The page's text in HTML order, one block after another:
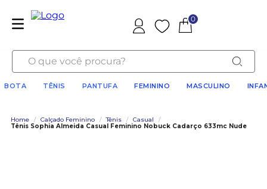
Favoritos
0
O que você procura?
BOTA TÊNIS PANTUFA FEMININO MASCULINO
Home / Calçado Feminino / Tênis / Casual
/
Tênis Sophia Almeida Casual Feminino Nobuck Cadarço 633mc Nude